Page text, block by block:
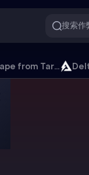
搜索作
| Escape from Tarkov